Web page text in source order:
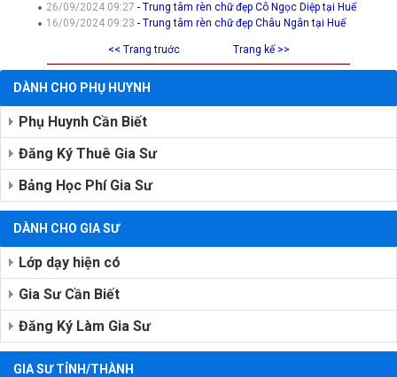
26/09/2024 09:27-Trung tâm rèn chữ đẹp Cô Ngọc Diệp tại Huế
16/09/2024 09:23-Trung tâm rèn chữ đẹp Châu Ngân tại Huế
<< Trang truớc Trang kế >>
DÀNH CHO PHỤ HUYNH
Phụ Huynh Cần Biết
Đăng Ký Thuê Gia Sư
Bảng Học Phí Gia Sư
DÀNH CHO GIA SƯ
Lớp dạy hiện có
Gia Sư Cần Biết
Đăng Ký Làm Gia Sư
GIA SƯ TỈNH/THÀNH